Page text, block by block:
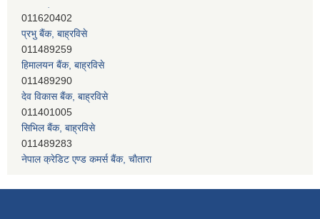
प्रभु बैंक, बाह्रविसे
011489259
हिमालयन बैंक, बाह्रविसे
011489290
देव विकास बैंक, बाह्रविसे
011401005
सिभिल बैंक, बाह्रविसे
011489283
नेपाल क्रेडिट एण्ड कमर्स बैंक, चाैतारा
011620402